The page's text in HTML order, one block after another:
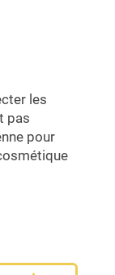
les
pas
pour